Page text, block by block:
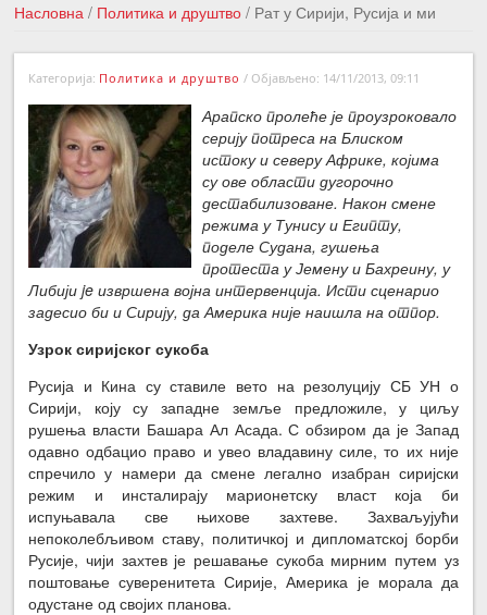
Насловна / Политика и друштво / Рат у Сирији, Русија и ми
←Претходна вест
Следећа вест →
Категорија: Политика и друштво / Објављено: 14/11/2013, 09:11
Арапско пролеће је проузроковало
серију потреса на Блиском
истоку и северу Африке, којима
су ове области дугорочно
дестабилизоване. Након смене
режима у Тунису и Египту,
поделе Судана, гушења
протеста у Јемену и Бахреину, у
Либији je извршена војна интервенција. Исти сценарио
задесио би и Сирију, да Америка није наишла на отпор.
Узрок сиријског сукоба
Русија и Кина су ставиле вето на резолуцију СБ УН о
Сирији, коју су западне земље предложиле, у циљу
рушења власти Башара Ал Асада. С обзиром да је Запад
одавно одбацио право и увео владавину силе, то их није
спречило у намери да смене легално изабран сиријски
режим и инсталирају марионетску власт која би
испуњавала све њихове захтеве. Захваљујући
непоколебљивом ставу, политичкој и дипломатској борби
Русије, чији захтев је решавање сукоба мирним путем уз
поштовање суверенитета Сирије, Америка је морала да
одустане од својих планова.